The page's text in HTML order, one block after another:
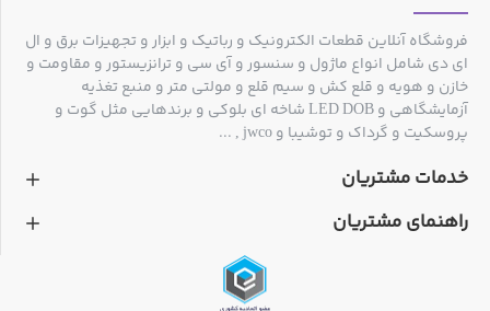
فروشگاه آنلاین قطعات الکترونیک و رباتیک و ابزار و تجهیزات برق و ال
ای دی شامل انواع ماژول و سنسور و آی سی و ترانزیستور و مقاومت و
خازن و هویه و قلع کش و سیم قلع و مولتی متر و منبع تغذیه
آزمایشگاهی و LED DOB شاخه ای بلوکی و برندهایی مثل گوت و
پروسکیت و گرداک و توشیبا و jwco , ...
خدمات مشتریان
راهنمای مشتریان